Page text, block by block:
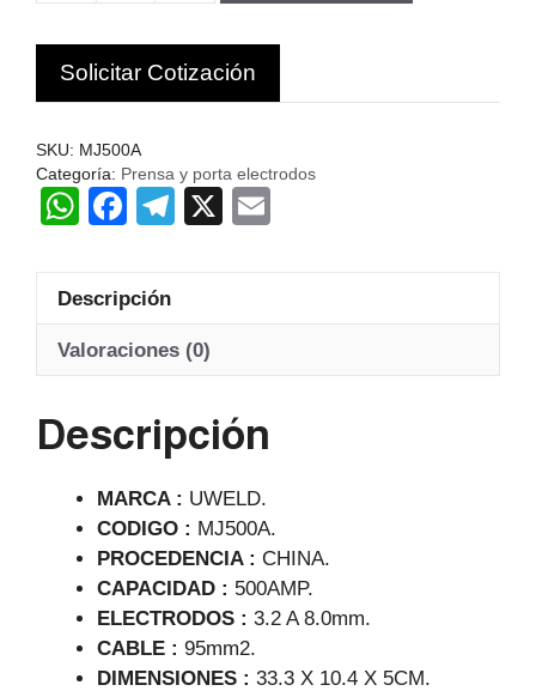
TIPO
JACKSON
500AMP
CHINA
cantidad
Solicitar Cotización
SKU: MJ500A
Categoría: Prensa y porta electrodos
W
s
A
p
F
c
e
b
o
T
gr
a
X
Descripción
Valoraciones (0)
Descripción
MARCA : UWELD.
CODIGO : MJ500A.
PROCEDENCIA : CHINA.
CAPACIDAD : 500AMP.
ELECTRODOS : 3.2 A 8.0mm.
CABLE : 95mm2.
DIMENSIONES : 33.3 X 10.4 X 5CM.